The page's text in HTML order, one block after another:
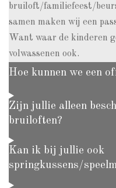
bruiloft/familiefeest/
samen maken wij een
Want waar de kinderen
volwassenen ook.
Hoe kunnen we een
Zijn jullie alleen
bruiloften?
Kan ik bij jullie ook
springkussens/